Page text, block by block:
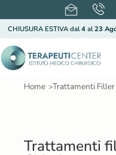
a
l
CHIUSURA ESTIVA dal4al23
Home >Trattamenti Filler
Trattamenti